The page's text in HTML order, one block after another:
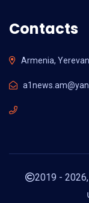
Contacts
Armenia, Yerevan
2019 - 2026,